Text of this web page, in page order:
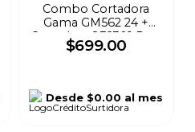
Combo Cortadora
Gama GM562 24 +
Cortadora SE2301 Para
Hombre
$699.00
Desde $0.00 al mes